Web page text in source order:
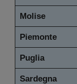
Molise
Piemonte
Puglia
Sardegna